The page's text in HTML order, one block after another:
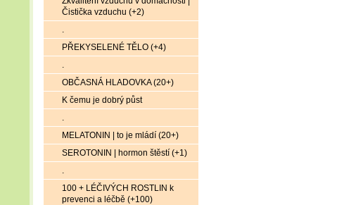
Čistička vzduchu (+2)
.
PŘEKYSELENÉ TĚLO (+4)
.
OBČASNÁ HLADOVKA (20+)
K čemu je dobrý půst
.
MELATONIN | to je mládí (20+)
SEROTONIN | hormon štěstí (+1)
.
100 + LÉČIVÝCH ROSTLIN k
prevenci a léčbě (+100)